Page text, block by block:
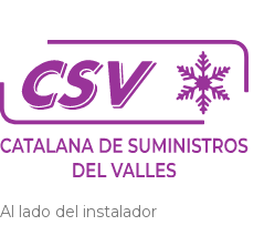
Al lado del instalador